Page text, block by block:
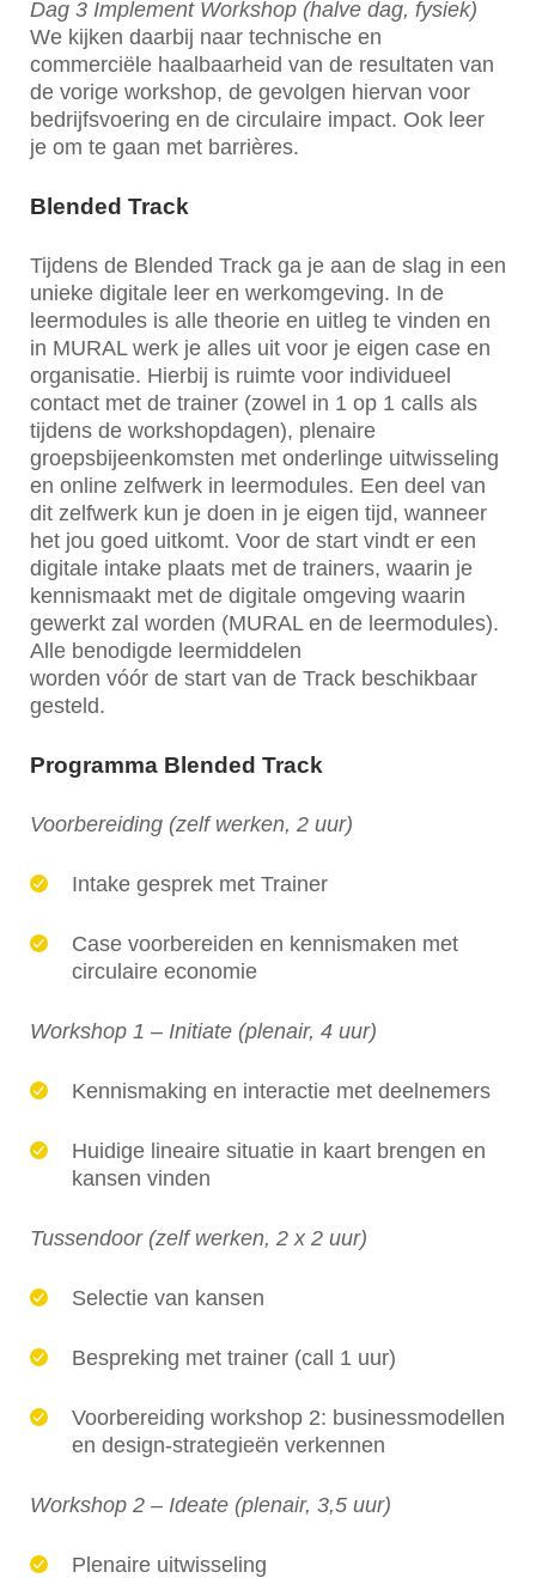
Dag 3 Implement Workshop (halve dag, fysiek)
We kijken daarbij naar technische en
commerciële haalbaarheid van de resultaten van
de vorige workshop, de gevolgen hiervan voor
bedrijfsvoering en de circulaire impact. Ook leer
je om te gaan met barrières.
Blended Track
Tijdens de Blended Track ga je aan de slag in een
unieke digitale leer en werkomgeving. In de
leermodules is alle theorie en uitleg te vinden en
in MURAL werk je alles uit voor je eigen case en
organisatie. Hierbij is ruimte voor individueel
contact met de trainer (zowel in 1 op 1 calls als
tijdens de workshopdagen), plenaire
groepsbijeenkomsten met onderlinge uitwisseling
en online zelfwerk in leermodules. Een deel van
dit zelfwerk kun je doen in je eigen tijd, wanneer
het jou goed uitkomt. Voor de start vindt er een
digitale intake plaats met de trainers, waarin je
kennismaakt met de digitale omgeving waarin
gewerkt zal worden (MURAL en de leermodules).
Alle benodigde leermiddelen
worden vóór de start van de Track beschikbaar
gesteld.
Programma Blended Track
Voorbereiding (zelf werken, 2 uur)
Intake gesprek met Trainer
Case voorbereiden en kennismaken met
circulaire economie
Workshop 1 – Initiate (plenair, 4 uur)
Kennismaking en interactie met deelnemers
Huidige lineaire situatie in kaart brengen en
kansen vinden
Tussendoor (zelf werken, 2 x 2 uur)
Selectie van kansen
Bespreking met trainer (call 1 uur)
Voorbereiding workshop 2: businessmodellen
en design-strategieën verkennen
Workshop 2 – Ideate (plenair, 3,5 uur)
Plenaire uitwisseling